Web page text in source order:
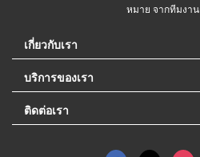
หมาย จากทีมงา
เกี่ยวกับเรา
บริการของเรา
ติดต่อเรา